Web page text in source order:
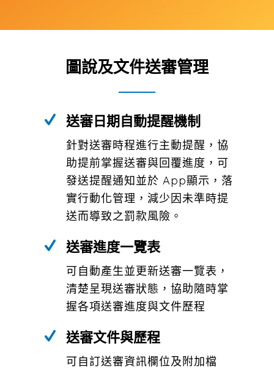
圖說及文件送審管理
送審日期自動提醒機制
針對送審時程進行主動提醒，協
助提前掌握送審與回覆進度，可
發送提醒通知並於 App顯示，落
實行動化管理，減少因未準時提
送而導致之罰款風險。
送審進度一覽表
可自動產生並更新送審一覽表，
清楚呈現送審狀態，協助隨時掌
握各項送審進度與文件歷程
送審文件與歷程
可自訂送審資訊欄位及附加檔